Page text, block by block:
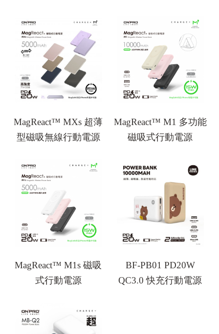
MagReact™ MXs 超薄
型磁吸無線行動電源
MagReact™ M1 多功能
磁吸式行動電源
MagReact™ M1s 磁吸
式行動電源
BF-PB01 PD20W
QC3.0 快充行動電源